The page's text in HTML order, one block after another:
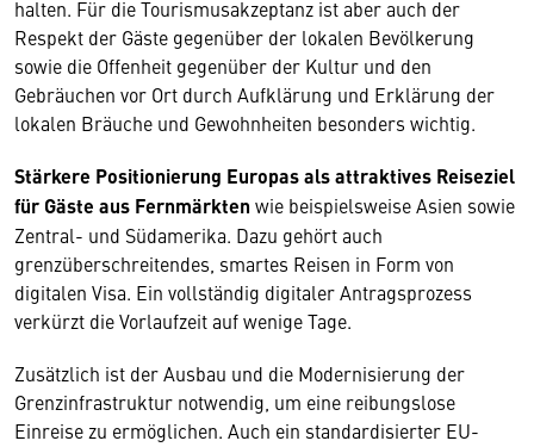
halten. Für die Tourismusakzeptanz ist aber auch der
Respekt der Gäste gegenüber der lokalen Bevölkerung
sowie die Offenheit gegenüber der Kultur und den
Gebräuchen vor Ort durch Aufklärung und Erklärung der
lokalen Bräuche und Gewohnheiten besonders wichtig.
Stärkere Positionierung Europas als attraktives Reiseziel
für Gäste aus Fernmärkten wie beispielsweise Asien sowie
Zentral- und Südamerika. Dazu gehört auch
grenzüberschreitendes, smartes Reisen in Form von
digitalen Visa. Ein vollständig digitaler Antragsprozess
verkürzt die Vorlaufzeit auf wenige Tage.
Zusätzlich ist der Ausbau und die Modernisierung der
Grenzinfrastruktur notwendig, um eine reibungslose
Einreise zu ermöglichen. Auch ein standardisierter EU-